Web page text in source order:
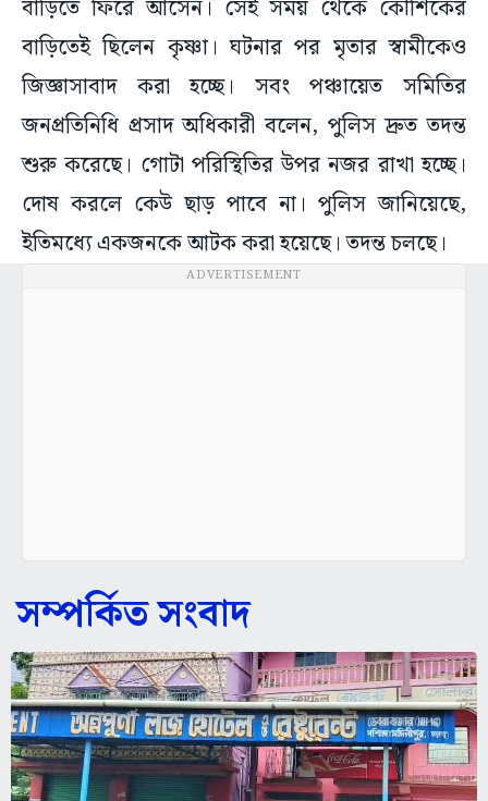
বাড়িতে ফিরে আসেন। সেই সময় থেকে কৌশিকের
বাড়িতেই ছিলেন কৃষ্ণা। ঘটনার পর মৃতার স্বামীকেও
জিজ্ঞাসাবাদ করা হচ্ছে। সবং পঞ্চায়েত সমিতির
জনপ্রতিনিধি প্রসাদ অধিকারী বলেন, পুলিস দ্রুত তদন্ত
শুরু করেছে। গোটা পরিস্থিতির উপর নজর রাখা হচ্ছে।
দোষ করলে কেউ ছাড় পাবে না। পুলিস জানিয়েছে,
ইতিমধ্যে একজনকে আটক করা হয়েছে। তদন্ত চলছে।
ADVERTISEMENT
সম্পর্কিত সংবাদ